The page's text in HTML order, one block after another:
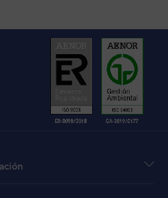
EXTERIOR VRF
MICRO AIRSTAGE
VRF